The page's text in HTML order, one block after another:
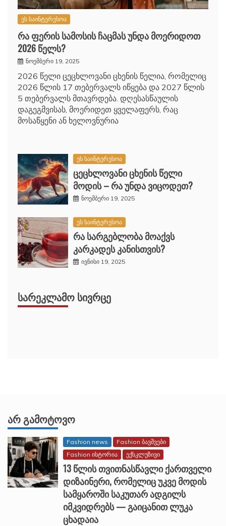
ეს საინტერესოა
რა ფერის სამოსის ჩაცმას უნდა მოერიდოთ
2026 წელს?
ნოემბერი 19, 2025
2026 წელი ცეცხლოვანი ცხენის წელია, რომელიც
2026 წლის 17 თებერვალს იწყება და 2027 წლის
5 თებერვალს მთავრდება. დღესასწაულის
დაგეგმვისას, მოერიდეთ ყველაფერს, რაც
მოსაწყენი ან ხელოვნურია
ეს საინტერესოა
ცეცხლოვანი ცხენის წელი
მოდის – რა უნდა ვიცოდეთ?
ნოემბერი 19, 2025
ეს საინტერესოა
რა სარგებლობა მოაქვს
კარკადეს კანისთვის?
ივნისი 19, 2025
ᲡᲐᲠᲔᲙᲚᲐᲛᲝ ᲡᲘᲕᲠᲪᲔ
ᲐᲠ ᲒᲐᲛᲝᲢᲝᲕᲝ
Fashion news
Fashion ბავშვები
Fashion ისტორია
ექსკლუზივი
13 წლის თვითნასწავლი ქართველი
დიზაინერი, რომელიც უკვე მოდის
სამყაროში საკუთარ ადგილს
იმკვიდრებს — გაიცანით ლუკა
ცხადაია